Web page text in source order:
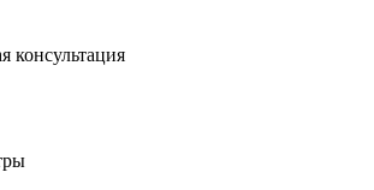
консультация